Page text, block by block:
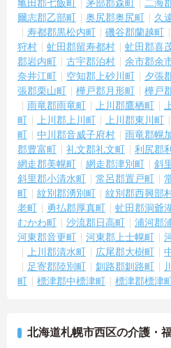
亀田郡七飯町 茅部郡森町 二海
爾志郡乙部町
奥尻郡奥尻町 久
寿都郡黒松内町
磯谷郡蘭越町
狩村
虻田郡留寿都村 虻田郡喜
郡岩内町
古宇郡泊村 余市郡余
奈井江町
空知郡上砂川町 夕張
張郡栗山町
樺戸郡月形町 樺戸
雨竜郡雨竜町
上川郡鷹栖町
町
上川郡上川町 上川郡東川町
町
中川郡音威子府村 雨竜郡幌
郡豊富町
礼文郡礼文町 利尻郡
網走郡美幌町
網走郡津別町 斜
斜里郡小清水町
常呂郡置戸町
町
紋別郡湧別町 紋別郡西興部
老町
勇払郡厚真町 虻田郡洞爺
むかわ町
沙流郡日高町 浦河郡
河東郡音更町
河東郡上士幌町
上川郡清水町
広尾郡大樹町
足寄郡陸別町
釧路郡釧路町
町
標津郡中標津町 標津郡標津
北海道札幌市西区の介護・